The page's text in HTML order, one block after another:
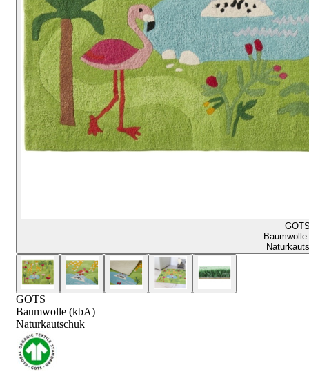
GOTS
Baumwolle (kbA)
Naturkautschuk